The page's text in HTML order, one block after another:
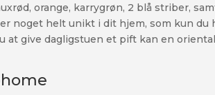
orange, karrygrøn, 2 blå striber,
noget helt unikt i dit hjem, som kun du
at give dagligstuen et pift kan en